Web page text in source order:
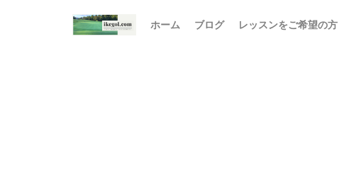
ホーム ブログ レッスンをご希望の方